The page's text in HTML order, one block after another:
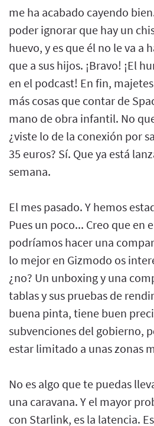
me ha acabado cayendo
poder ignorar que hay un
huevo, y es que él no le va a
que a sus hijos. ¡Bravo! ¡El
en el podcast! En fin,
más cosas que contar de
mano de obra infantil. No
¿viste lo de la conexión por
35 euros? Sí. Que ya está
semana.
El mes pasado. Y hemos
Pues un poco... Creo que en
podríamos hacer una
lo mejor en Gizmodo os
¿no? Un unboxing y una
tablas y sus pruebas de
buena pinta, tiene buen
subvenciones del gobierno,
estar limitado a unas zonas
No es algo que te puedas
una caravana. Y el mayor
con Starlink, es la latencia.